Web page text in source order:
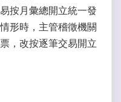
按月彙總開立統一發
形時，主管稽徵機關
，改按逐筆交易開立